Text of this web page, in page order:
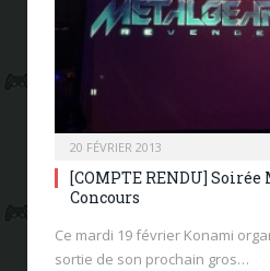
20 FÉVRIER 2013
[COMPTE RENDU]
Concours
Ce mardi 19 février Konami
sortie de son prochain gros…